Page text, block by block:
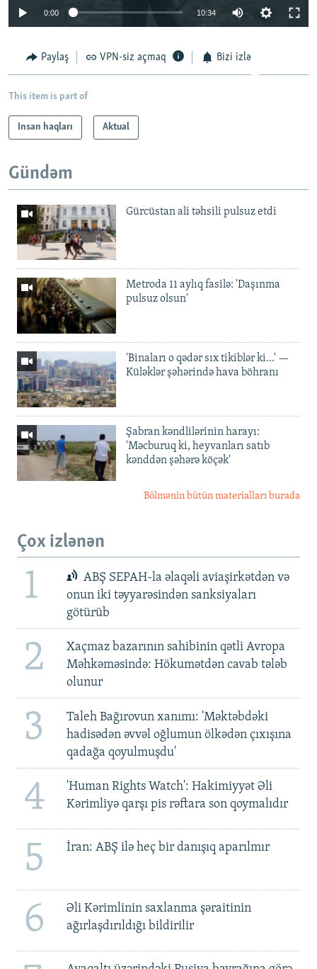
720p
0:00 10:34
360p
Paylaş VPN-siz açmaq Bizi izlə
This item is part of
Insan haqları Aktual
Gündəm
Gürcüstan ali təhsili pulsuz etdi
Metroda 11 aylıq fasilə: 'Daşınma
pulsuz olsun'
'Binaları o qədər sıx tikiblər ki...' —
Küləklər şəhərində hava böhranı
Şabran kəndlilərinin harayı:
'Məcburuq ki, heyvanları satıb
kənddən şəhərə köçək'
Bölmənin bütün materialları burada
Çox izlənən
1
ABŞ SEPAH-la əlaqəli aviaşirkətdən və
onun iki təyyarəsindən sanksiyaları
götürüb
2
Xaçmaz bazarının sahibinin qətli Avropa
Məhkəməsində: Hökumətdən cavab tələb
olunur
3
Taleh Bağırovun xanımı: 'Məktəbdəki
hadisədən əvvəl oğlumun ölkədən çıxışına
qadağa qoyulmuşdu'
4
'Human Rights Watch': Hakimiyyət Əli
Kərimliyə qarşı pis rəftara son qoymalıdır
5 İran: ABŞ ilə heç bir danışıq aparılmır
6
Əli Kərimlinin saxlanma şəraitinin
ağırlaşdırıldığı bildirilir